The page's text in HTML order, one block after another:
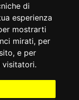
di
esperienza
mostrarti
mirati, per
e per
visitatori.